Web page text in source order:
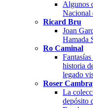
Algunos
Nacional
Ricard Bru
Joan
Hamada
Ro Caminal
historia
legado
Roser
La
depósito